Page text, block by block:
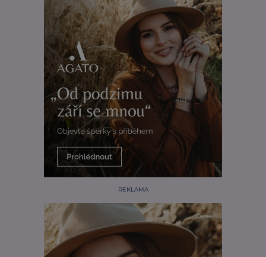
REKLAMA